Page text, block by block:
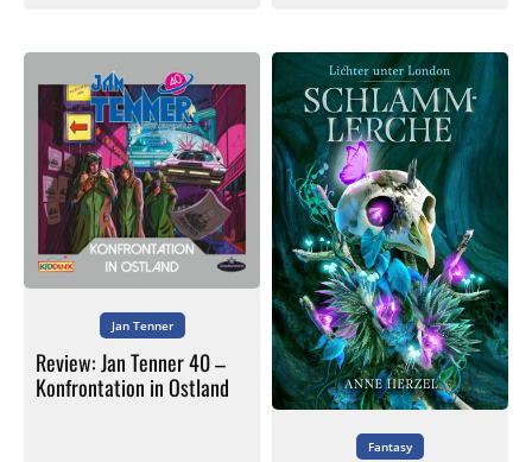
Jan Tenner
Review: Jan Tenner 40 –
Konfrontation in Ostland
Fantasy